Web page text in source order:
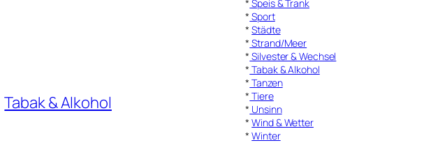
Tabak & Alkohol
* Speis & Trank
* Sport
*Städte
* Strand/Meer
* Silvester & Wechsel
* Tabak & Alkohol
* Tanzen
* Tiere
* Unsinn
*Wind & Wetter
*Winter